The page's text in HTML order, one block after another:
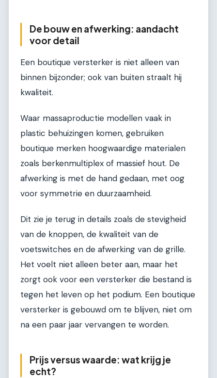
De bouw en afwerking: aandacht
voor detail
Een boutique versterker is niet alleen van
binnen bijzonder; ook van buiten straalt hij
kwaliteit.
Waar massaproductie modellen vaak in
plastic behuizingen komen, gebruiken
boutique merken hoogwaardige materialen
zoals berkenmultiplex of massief hout. De
afwerking is met de hand gedaan, met oog
voor symmetrie en duurzaamheid.
Dit zie je terug in details zoals de stevigheid
van de knoppen, de kwaliteit van de
voetswitches en de afwerking van de grille.
Het voelt niet alleen beter aan, maar het
zorgt ook voor een versterker die bestand is
tegen het leven op het podium. Een boutique
versterker is gebouwd om te blijven, niet om
na een paar jaar vervangen te worden.
Prijs versus waarde: wat krijg je
echt?